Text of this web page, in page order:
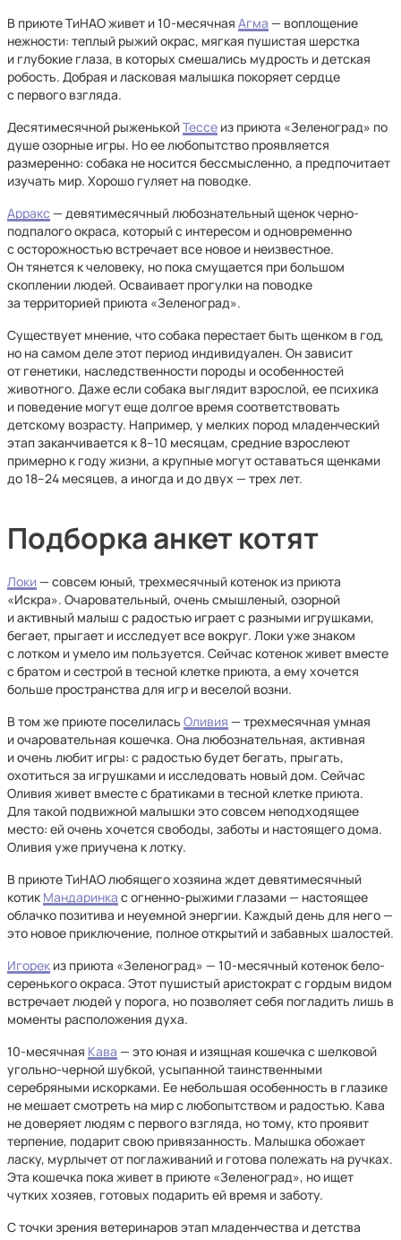
В приюте ТиНАО живет и 10-месячная Агма — воплощение
нежности: теплый рыжий окрас, мягкая пушистая шерстка
и глубокие глаза, в которых смешались мудрость и детская
робость. Добрая и ласковая малышка покоряет сердце
с первого взгляда.
Десятимесячной рыженькойТессе из приюта «Зеленоград» по
душе озорные игры. Но ее любопытство проявляется
размеренно: собака не носится бессмысленно, а предпочитает
изучать мир. Хорошо гуляет на поводке.
Арракс — девятимесячный любознательный щенок черно-
подпалого окраса, который с интересом и одновременно
с осторожностью встречает все новое и неизвестное.
Он тянется к человеку, но пока смущается при большом
скоплении людей. Осваивает прогулки на поводке
за территорией приюта «Зеленоград».
Существует мнение, что собака перестает быть щенком в год,
но на самом деле этот период индивидуален. Он зависит
от генетики, наследственности породы и особенностей
животного. Даже если собака выглядит взрослой, ее психика
и поведение могут еще долгое время соответствовать
детскому возрасту. Например, у мелких пород младенческий
этап заканчивается к 8–10 месяцам, средние взрослеют
примерно к году жизни, а крупные могут оставаться щенками
до 18–24 месяцев, а иногда и до двух — трех лет.
Подборка анкет котят
Локи — совсем юный, трехмесячный котенок из приюта
«Искра». Очаровательный, очень смышленый, озорной
и активный малыш с радостью играет с разными игрушками,
бегает, прыгает и исследует все вокруг. Локи уже знаком
с лотком и умело им пользуется. Сейчас котенок живет вместе
с братом и сестрой в тесной клетке приюта, а ему хочется
больше пространства для игр и веселой возни.
В том же приюте поселилась Оливия — трехмесячная умная
и очаровательная кошечка. Она любознательная, активная
и очень любит игры: с радостью будет бегать, прыгать,
охотиться за игрушками и исследовать новый дом. Сейчас
Оливия живет вместе с братиками в тесной клетке приюта.
Для такой подвижной малышки это совсем неподходящее
место: ей очень хочется свободы, заботы и настоящего дома.
Оливия уже приучена к лотку.
В приюте ТиНАО любящего хозяина ждет девятимесячный
котик Мандаринка с огненно-рыжими глазами — настоящее
облачко позитива и неуемной энергии. Каждый день для него —
это новое приключение, полное открытий и забавных шалостей.
Игорек из приюта «Зеленоград» — 10-месячный котенок бело-
серенького окраса. Этот пушистый аристократ с гордым видом
встречает людей у порога, но позволяет себя погладить лишь в
моменты расположения духа.
10-месячная Кава — это юная и изящная кошечка с шелковой
угольно-черной шубкой, усыпанной таинственными
серебряными искорками. Ее небольшая особенность в глазике
не мешает смотреть на мир с любопытством и радостью. Кава
не доверяет людям с первого взгляда, но тому, кто проявит
терпение, подарит свою привязанность. Малышка обожает
ласку, мурлычет от поглаживаний и готова полежать на ручках.
Эта кошечка пока живет в приюте «Зеленоград», но ищет
чутких хозяев, готовых подарить ей время и заботу.
С точки зрения ветеринаров этап младенчества и детства